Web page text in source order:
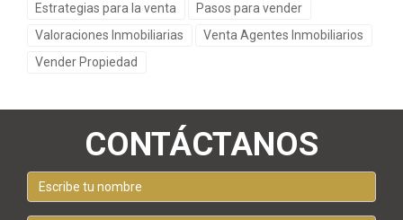
Estrategias para la venta
Pasos para vender
Valoraciones Inmobiliarias
Venta Agentes Inmobiliarios
Vender Propiedad
CONTÁCTANOS